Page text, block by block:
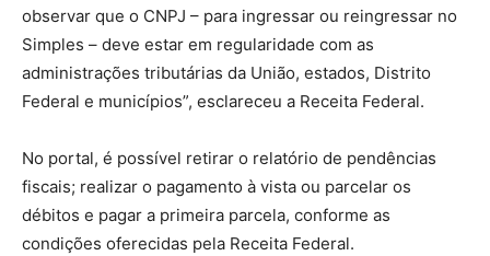
observar que o CNPJ – para ingressar ou reingressar no
Simples – deve estar em regularidade com as
administrações tributárias da União, estados, Distrito
Federal e municípios”, esclareceu a Receita Federal.
No portal, é possível retirar o relatório de pendências
fiscais; realizar o pagamento à vista ou parcelar os
débitos e pagar a primeira parcela, conforme as
condições oferecidas pela Receita Federal.